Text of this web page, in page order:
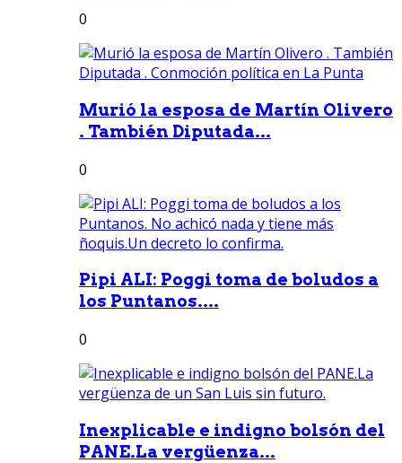
0
Murió la esposa de Martín Olivero
. También Diputada...
0
Pipi ALI: Poggi toma de boludos a
los Puntanos....
0
Inexplicable e indigno bolsón del
PANE.La vergüenza...